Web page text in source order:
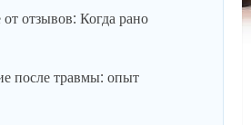
отзывов: Когда рано
после травмы: опыт